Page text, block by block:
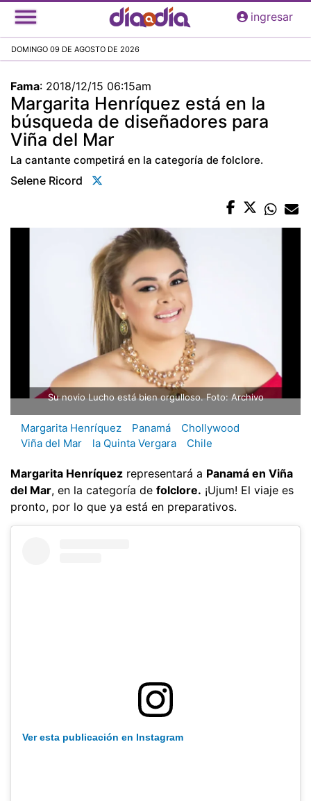
Pasar
al
principal
ingresar
DOMINGO 09 DE AGOSTO DE 2026
Fama: 2018/12/15 06:15am
Margarita Henríquez está en la
búsqueda de diseñadores para
Viña del Mar
La cantante competirá en la categoría de folclore.
Selene Ricord
Su novio Lucho está bien orgulloso. Foto: Archivo
Margarita Henríquez Panamá
Chollywood
Viña del Mar
la Quinta Vergara Chile
Margarita Henríquez representará a Panamá en Viña
del Mar, en la categoría de folclore. ¡Ujum! El viaje es
pronto, por lo que ya está en preparativos.
Ver esta publicación en Instagram